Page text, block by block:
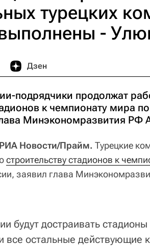
турецких
-
Дзен
подрядчики продолжат
к чемпионату мира
Минэкономразвития РФ
Новости/Прайм. Турецкие
строительству стадионов к
заявил глава
будут достраивать стадионы
все остальные действующие